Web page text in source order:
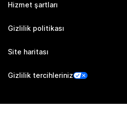
Hizmet şartları
Gizlilik politikası
Site haritası
Gizlilik tercihleriniz